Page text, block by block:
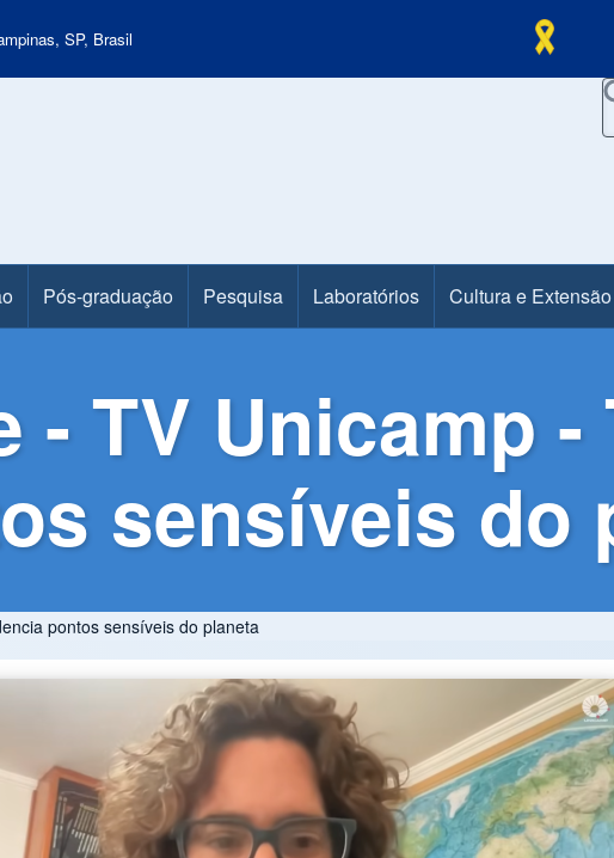
SP, Brasil
Pós-graduação Pesquisa Laboratórios Cultura e Extensão
- TV Unicamp -
sensíveis do
pontos sensíveis do planeta